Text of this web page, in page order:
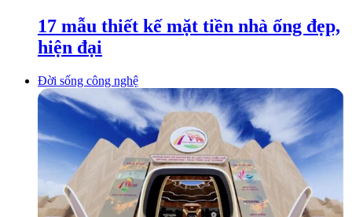
17 mẫu thiết kế mặt tiền nhà ống đẹp,
hiện đại
Đời sống công nghệ